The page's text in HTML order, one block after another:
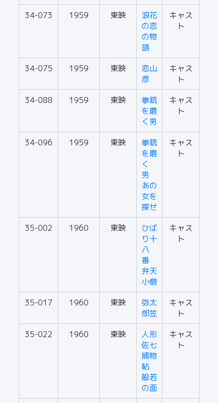
34-073 1959 東映
浪花
の恋
の物
語
キャス
ト
34-075 1959 東映
恋山
彦
キャス
ト
34-088
1959 東映
拳銃
を磨
く男
キャス
ト
34-096 1959 東映
拳銃
を磨
く
男
あの
女を
探せ
キャス
ト
35-002 1960 東映
ひば
り十
八
番
弁天
小僧
キャス
ト
35-017 1960 東映
弥太
郎笠
キャス
ト
35-022
1960 東映
人形
佐七
捕物
帖
般若
の面
キャス
ト